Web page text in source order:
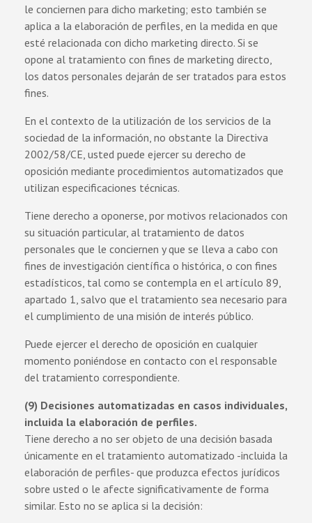
le conciernen para dicho marketing; esto también se
aplica a la elaboración de perfiles, en la medida en que
esté relacionada con dicho marketing directo. Si se
opone al tratamiento con fines de marketing directo,
los datos personales dejarán de ser tratados para estos
fines.
En el contexto de la utilización de los servicios de la
sociedad de la información, no obstante la Directiva
2002/58/CE, usted puede ejercer su derecho de
oposición mediante procedimientos automatizados que
utilizan especificaciones técnicas.
Tiene derecho a oponerse, por motivos relacionados con
su situación particular, al tratamiento de datos
personales que le conciernen y que se lleva a cabo con
fines de investigación científica o histórica, o con fines
estadísticos, tal como se contempla en el artículo 89,
apartado 1, salvo que el tratamiento sea necesario para
el cumplimiento de una misión de interés público.
Puede ejercer el derecho de oposición en cualquier
momento poniéndose en contacto con el responsable
del tratamiento correspondiente.
(9) Decisiones automatizadas en casos individuales,
incluida la elaboración de perfiles.
Tiene derecho a no ser objeto de una decisión basada
únicamente en el tratamiento automatizado -incluida la
elaboración de perfiles- que produzca efectos jurídicos
sobre usted o le afecte significativamente de forma
similar. Esto no se aplica si la decisión: